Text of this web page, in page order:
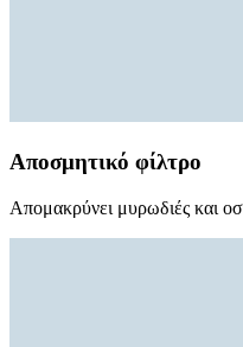
Αποσμητικό φίλτρο
Απομακρύνει μυρωδιές και